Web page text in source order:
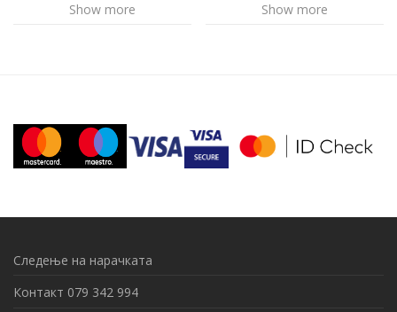
Show more
Show more
Следење на нарачката
Контакт 079 342 994